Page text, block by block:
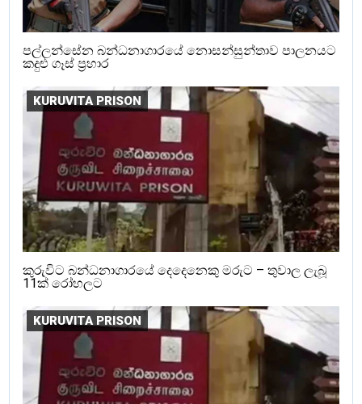
පල්ලන්සේන බන්ධනාගාරයේ නොසන්සුන්තාව පාලනයට
කදුළු ගෑස් ප්‍රහාර
KURUVITA PRISON
කුරුවිට බන්ධනාගාරයේ දෙදෙනෙකු මරුට – තුවාල ලැබූ
11ක් රෝහලට
KURUVITA PRISON